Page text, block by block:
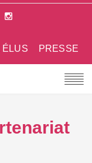
PRESSE
ÉLUS